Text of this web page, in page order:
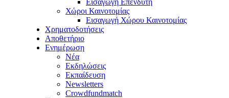
Εισαγωγή Επενδυτή
Χώροι Καινοτομίας
Εισαγωγή Χώρου Καινοτομίας
Χρηματοδοτήσεις
Αποθετήριο
Ενημέρωση
Νέα
Εκδηλώσεις
Εκπαίδευση
Newsletters
Crowdfundmatch